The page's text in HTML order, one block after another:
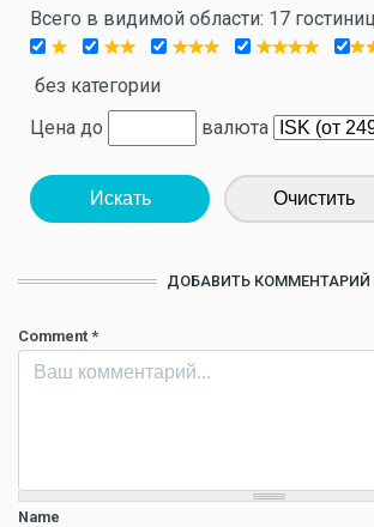
Всего в видимой области: 17
без категории
Цена до
валюта
Искать Очистить
ДОБАВИТЬ КОММЕНТАРИЙ
Comment *
Name